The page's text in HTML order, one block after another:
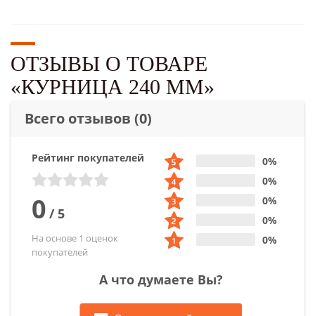
ОТЗЫВЫ О ТОВАРЕ
«КУРНИЦА 240 ММ»
Всего отзывов (0)
Рейтинг покупателей
0 /5
На основе 1 оценок
покупателей
0%
0%
0%
0%
0%
А что думаете Вы?